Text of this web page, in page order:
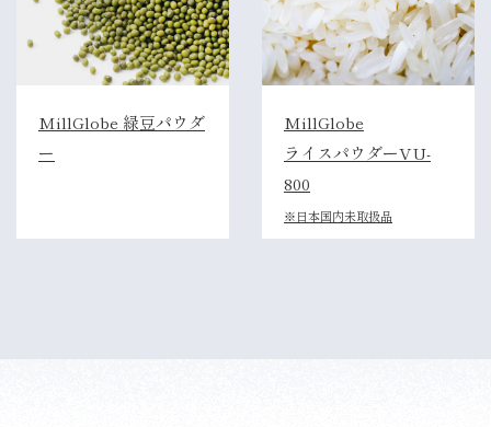
MillGlobe 緑豆パウダ
ー
MillGlobe
ライスパウダーVU-
800
※日本国内未取扱品